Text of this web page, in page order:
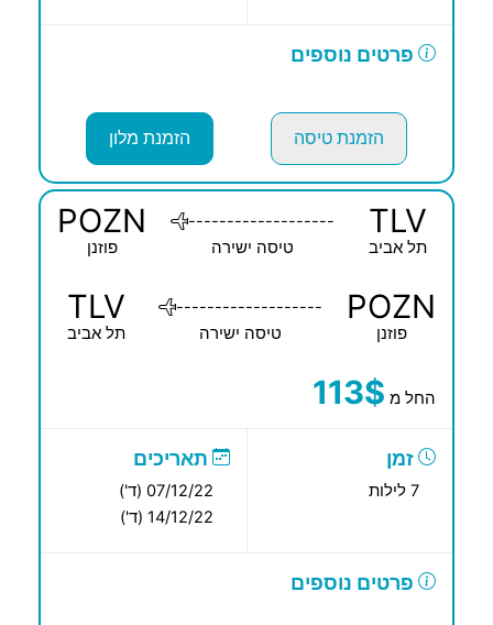
פרטים נוספים
הזמנת טיסה הזמנת מלון
TLV
תל אביב
-------------------
טיסה ישירה
POZN
פוזנן
POZN
פוזנן
-------------------
טיסה ישירה
TLV
תל אביב
החל מ 113$
זמן
7 לילות
תאריכים
07/12/22 (ד')
14/12/22 (ד')
פרטים נוספים